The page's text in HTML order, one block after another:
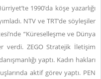
1990’da köşe yazarlığı
NTV ve TRT’de söyleşiler
“Küreselleşme ve Dünya
verdi. ZEGO Stratejik İletişim
yaptı. Kadın hakları
aktif görev yaptı. PEN